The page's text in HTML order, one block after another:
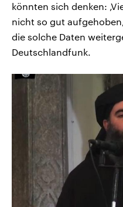
könnten sich denken:
nicht so gut
die solche Daten
Deutschlandfunk.